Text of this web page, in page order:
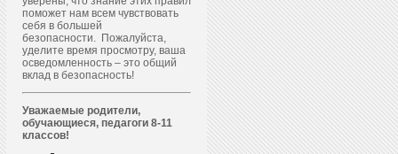
поможет нам всем чувствовать
себя в большей
безопасности. Пожалуйста,
уделите время просмотру, ваша
осведомленность – это общий
вклад в безопасность!
Уважаемые родители,
обучающиеся, педагоги 8-11
классов!